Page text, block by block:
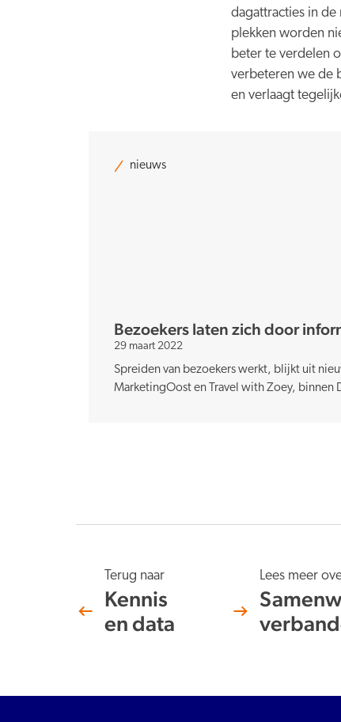
dagattracties in
plekken worden
beter te verdelen
verbeteren we de
en verlaagt
nieuws
Bezoekers laten zich door
29 maart 2022
Spreiden van bezoekers werkt, blijkt uit
MarketingOost en Travel with Zoey, binnen
Terug naar
Kennis
en data
Lees meer